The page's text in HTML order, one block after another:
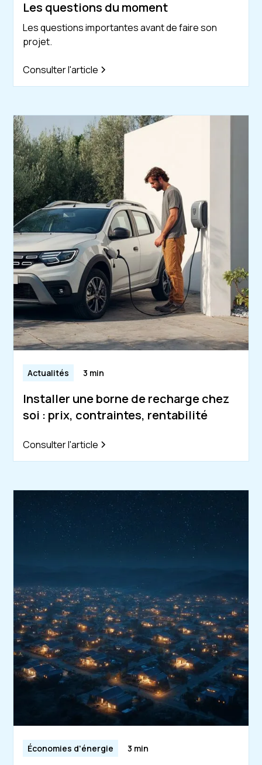
Les questions du moment
Les questions importantes avant de faire son
projet.
Consulter l'article
Actualités 3 min
Installer une borne de recharge chez
soi : prix, contraintes, rentabilité
Consulter l'article
Économies d'énergie 3 min